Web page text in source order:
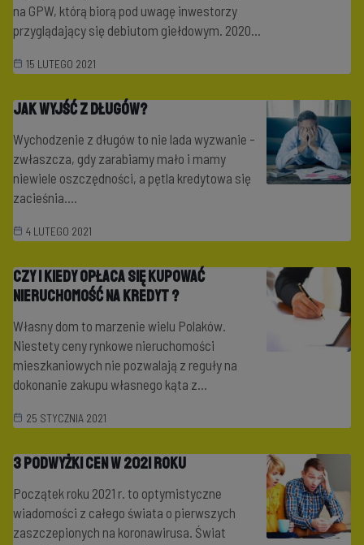
na GPW, którą biorą pod uwagę inwestorzy
przyglądający się debiutom giełdowym. 2020...
15 LUTEGO 2021
Jak wyjść z długów?
Wychodzenie z długów to nie lada wyzwanie -
zwłaszcza, gdy zarabiamy mało i mamy
niewiele oszczędności, a pętla kredytowa się
zacieśnia....
4 LUTEGO 2021
Czy i kiedy opłaca się kupować
nieruchomość na kredyt ?
Własny dom to marzenie wielu Polaków.
Niestety ceny rynkowe nieruchomości
mieszkaniowych nie pozwalają z reguły na
dokonanie zakupu własnego kąta z...
25 STYCZNIA 2021
3 podwyżki cen w 2021 roku
Początek roku 2021 r. to optymistyczne
wiadomości z całego świata o pierwszych
zaszczepionych na koronawirusa. Świat